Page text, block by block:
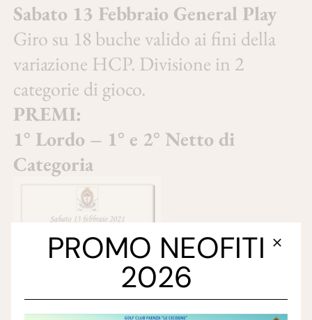
Sabato 13 Febbraio General Play
Giro su 18 buche valido ai fini della
variazione HCP. Divisione in 2
categorie di gioco.
PREMI:
1° Lordo – 1° e 2° Netto di
Categoria
PROMO NEOFITI
2026